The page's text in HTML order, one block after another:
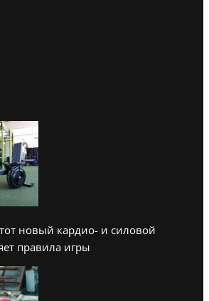
новый кардио- и силовой
правила игры